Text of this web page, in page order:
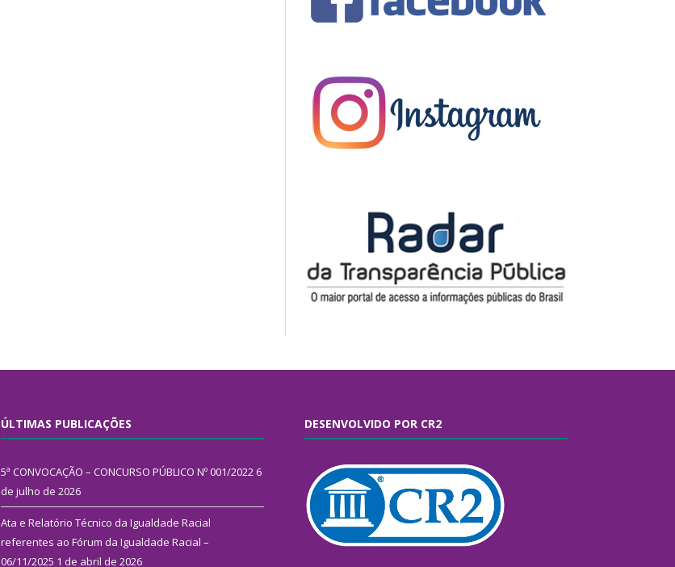
ÚLTIMAS PUBLICAÇÕES
5ª CONVOCAÇÃO – CONCURSO PÚBLICO Nº 001/2022 6
de julho de 2026
Ata e Relatório Técnico da Igualdade Racial
referentes ao Fórum da Igualdade Racial –
06/11/2025 1 de abril de 2026
DESENVOLVIDO POR CR2